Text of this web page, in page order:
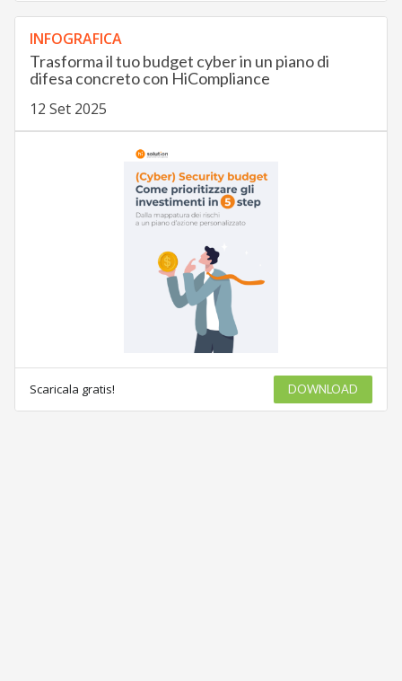
INFOGRAFICA
Trasforma il tuo budget cyber in un piano di
difesa concreto con HiCompliance
12 Set 2025
Scaricala gratis! DOWNLOAD